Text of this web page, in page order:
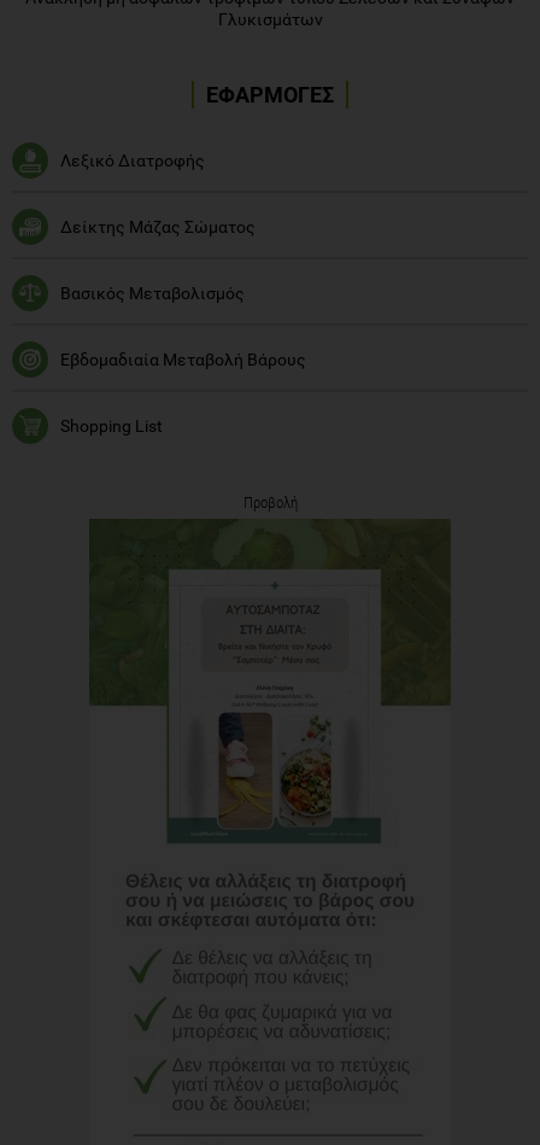
Γλυκισμάτων
ΕΦΑΡΜΟΓΕΣ
Λεξικό Διατροφής
Δείκτης Μάζας Σώματος
Βασικός Μεταβολισμός
Εβδομαδιαία Μεταβολή Βάρους
Shopping List
Προβολή